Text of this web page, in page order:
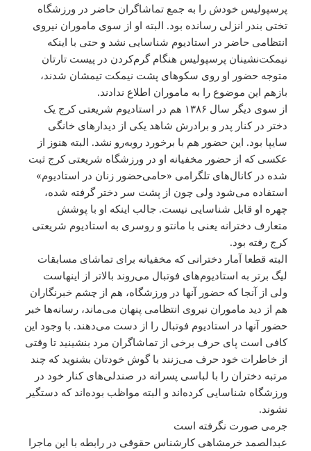
پرسپولیس خودش را به جمع تماشاگران حاضر در ورزشگاه
تختی بندر انزلی رسانده بود. البته او از سوی ماموران نیروی
انتظامی‌ حاضر در استادیوم شناسایی نشد و حتی با اینکه
نیمکت‌نشینان پرسپولیس هنگام گرم‌کردن در پیست تارتان
متوجه حضور او روی سکوهای پشت نیمکت تیمشان شدند،
بازهم این موضوع را به ماموران اطلاع ندادند.
از سوی دیگر سال ۱۳۸۶ هم در استادیوم شریعتی کرج یک
دختر در کنار پدر و برادرش شاهد یکی از دیدارهای خانگی
سایپا بود. این حضور هم با برخورد روبه‌رو نشد. البته هنوز از
عکسی که از حضور مخفیانه او در ورزشگاه شریعتی کرج ثبت
شده در کانال‌های تلگرامی‌ «حامی‌حضور زنان در استادیوم»
استفاده می‌شود ولی چون از پشت سر دختر گرفته شده،
چهره او قابل شناسایی نیست. جالب اینکه او با پوشش
متعارف دخترانه یعنی با مانتو و روسری به استادیوم شریعتی
کرج رفته بود.
البته قطعا آمار دخترانی که مخفیانه برای تماشای مسابقات
لیگ برتر به استادیوم‌های فوتبال می‌روند بالاتر از اینهاست
ولی از آنجا که حضور آنها در ورزشگاه، هم از چشم خبرنگاران
هم از دید ماموران نیروی انتظامی‌ پنهان می‌ماند، رسانه‌ها خبر
حضور آنها در استادیوم فوتبال را از دست می‌دهند. با وجود این
کافی است پای حرف برخی از تماشاگران مرد بنشینید تا وقتی
از خاطرات خود حرف می‌زنند با گوش خودتان بشنوید که چند
مرتبه دختران را با لباسی پسرانه در صندلی‌های کنار خود در
ورزشگاه شناسایی کرده‌اند و البته مواظب بوده‌اند که دستگیر
نشوند.
جرمی‌ صورت نگرفته است
عبدالصمد خرمشاهی کارشناس حقوقی در رابطه با این ماجرا